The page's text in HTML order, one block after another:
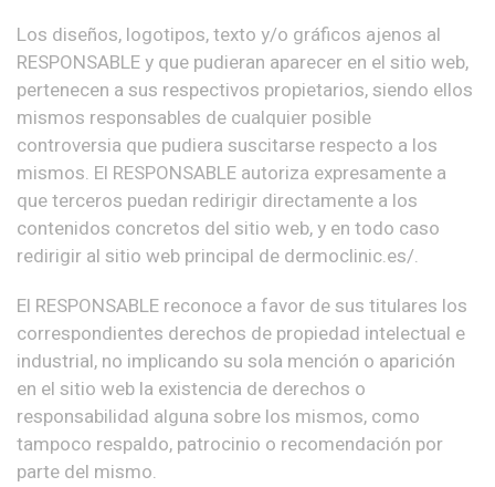
Los diseños, logotipos, texto y/o gráficos ajenos al
RESPONSABLE y que pudieran aparecer en el sitio web,
pertenecen a sus respectivos propietarios, siendo ellos
mismos responsables de cualquier posible
controversia que pudiera suscitarse respecto a los
mismos. El RESPONSABLE autoriza expresamente a
que terceros puedan redirigir directamente a los
contenidos concretos del sitio web, y en todo caso
redirigir al sitio web principal de dermoclinic.es/.
El RESPONSABLE reconoce a favor de sus titulares los
correspondientes derechos de propiedad intelectual e
industrial, no implicando su sola mención o aparición
en el sitio web la existencia de derechos o
responsabilidad alguna sobre los mismos, como
tampoco respaldo, patrocinio o recomendación por
parte del mismo.